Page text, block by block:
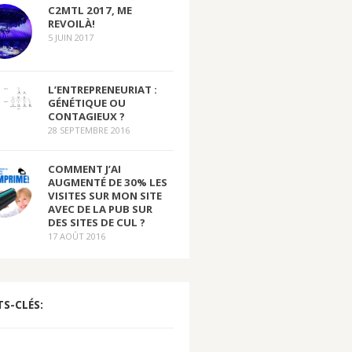
C2MTL 2017, ME
REVOILÀ!
5 JUIN 2017
L’ENTREPRENEURIAT :
GÉNÉTIQUE OU
CONTAGIEUX ?
28 SEPTEMBRE 2016
COMMENT J’AI
AUGMENTÉ DE 30% LES
VISITES SUR MON SITE
AVEC DE LA PUB SUR
DES SITES DE CUL ?
17 AOÛT 2016
CLÉS: